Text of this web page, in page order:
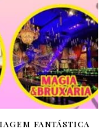
FANTÁSTICA